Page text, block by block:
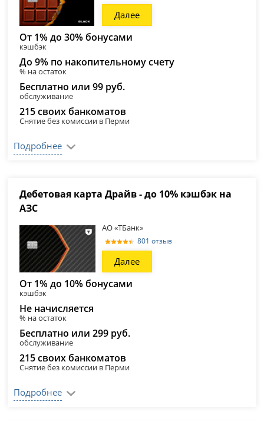
Далее
От 1% до 30% бонусами
кэшбэк
До 9% по накопительному счету
% на остаток
Бесплатно или 99 руб.
обслуживание
215 своих банкоматов
Снятие без комиссии в Перми
Подробнее
Дебетовая карта Драйв - до 10% кэшбэк на
АЗС
АО «ТБанк»
801 отзыв
Далее
От 1% до 10% бонусами
кэшбэк
Не начисляется
% на остаток
Бесплатно или 299 руб.
обслуживание
215 своих банкоматов
Снятие без комиссии в Перми
Подробнее